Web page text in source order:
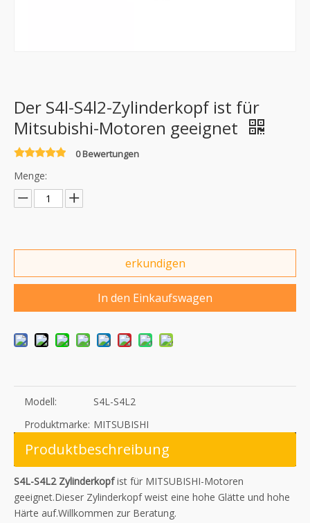
Der S4l-S4l2-Zylinderkopf ist für
Mitsubishi-Motoren geeignet
0 Bewertungen
Menge:
erkundigen
In den Einkaufswagen
Modell:
S4L-S4L2
Produktmarke: MITSUBISHI
Produktbeschreibung
S4L-S4L2 Zylinderkopfist für MITSUBISHI-Motoren
geeignet.Dieser Zylinderkopf weist eine hohe Glätte und hohe
Härte auf.Willkommen zur Beratung.